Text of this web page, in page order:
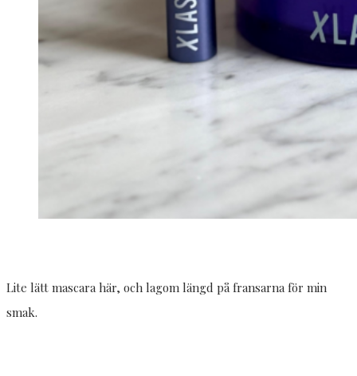
Lite lätt mascara här, och lagom längd på fransarna för min
smak.